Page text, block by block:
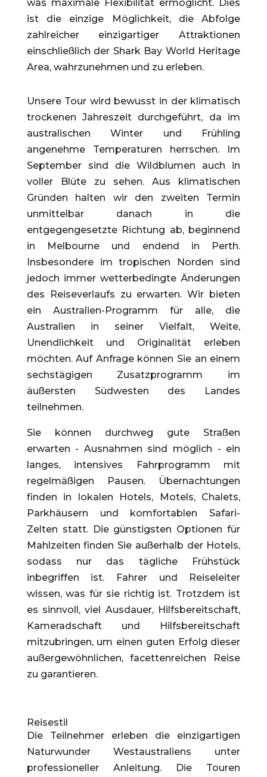
was maximale Flexibilität ermöglicht. Dies
ist die einzige Möglichkeit, die Abfolge
zahlreicher einzigartigerAttraktionen
einschließlich der Shark Bay World Heritage
Area, wahrzunehmen und zu erleben.
Unsere Tour wird bewusst in der klimatisch
trockenen Jahreszeit durchgeführt, da im
australischen Winter und Frühling
angenehme Temperaturen herrschen. Im
September sind die Wildblumen auch in
voller Blüte zu sehen. Aus klimatischen
Gründen halten wir den zweiten Termin
unmittelbar danach in die
entgegengesetzte Richtung ab, beginnend
in Melbourne und endend in Perth.
Insbesondere im tropischen Norden sind
jedoch immer wetterbedingte Änderungen
des Reiseverlaufs zu erwarten. Wir bieten
ein Australien-Programm für alle, die
Australien in seiner Vielfalt, Weite,
Unendlichkeit und Originalität erleben
möchten. Auf Anfrage können Sie an einem
sechstägigen Zusatzprogramm im
äußersten Südwesten des Landes
teilnehmen.
Sie können durchweg gute Straßen
erwarten - Ausnahmen sind möglich - ein
langes, intensives Fahrprogramm mit
regelmäßigen Pausen. Übernachtungen
finden in lokalen Hotels, Motels, Chalets,
Parkhäusern und komfortablen Safari-
Zelten statt. Die günstigsten Optionen für
Mahlzeiten finden Sie außerhalb der Hotels,
sodass nur das tägliche Frühstück
inbegriffen ist. Fahrer und Reiseleiter
wissen, was für sie richtig ist. Trotzdem ist
es sinnvoll, viel Ausdauer, Hilfsbereitschaft,
Kameradschaft und Hilfsbereitschaft
mitzubringen, um einen guten Erfolg dieser
außergewöhnlichen, facettenreichen Reise
zu garantieren.
Reisestil
Die Teilnehmer erleben die einzigartigen
Naturwunder Westaustraliens unter
professioneller Anleitung. Die Touren